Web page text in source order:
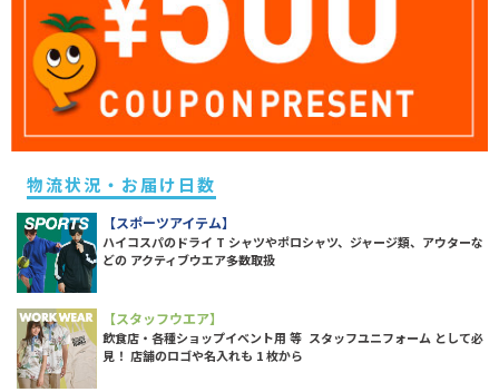
物流状況・お届け日数
【スポーツアイテム】
ハイコスパのドライ T シャツやポロシャツ、ジャージ類、アウターな
どの アクティブウエア多数取扱
【スタッフウエア】
飲食店・各種ショップイベント用 等 スタッフユニフォーム として必
見！ 店舗のロゴや名入れも 1 枚から